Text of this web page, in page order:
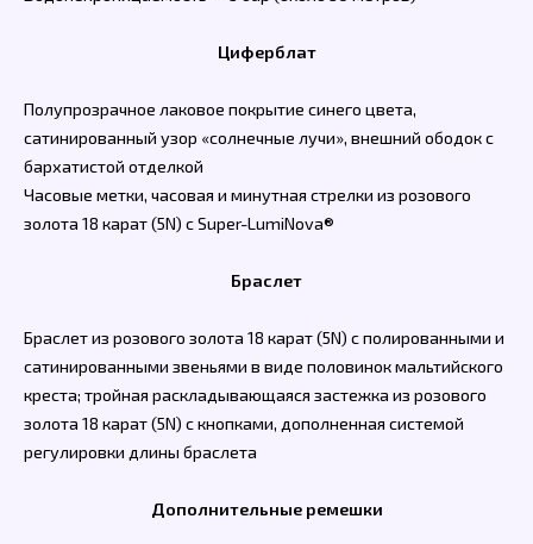
Циферблат
Полупрозрачное лаковое покрытие синего цвета,
сатинированный узор «солнечные лучи», внешний ободок с
бархатистой отделкой
Часовые метки, часовая и минутная стрелки из розового
золота 18 карат (5N) с Super-LumiNova®
Браслет
Браслет из розового золота 18 карат (5N) с полированными и
сатинированными звеньями в виде половинок мальтийского
креста; тройная раскладывающаяся застежка из розового
золота 18 карат (5N) с кнопками, дополненная системой
регулировки длины браслета
Дополнительные ремешки